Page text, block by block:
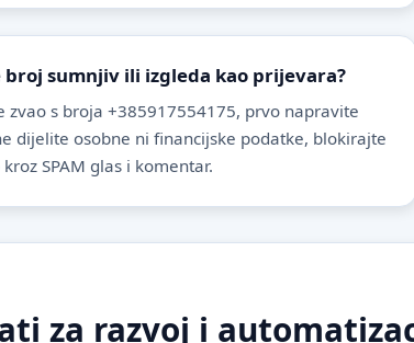
sumnjiv ili izgleda kao prijevara?
zvao s broja +385917554175, prvo napravite
dijelite osobne ni financijske podatke, blokirajte
SPAM glas i komentar.
za razvoj i